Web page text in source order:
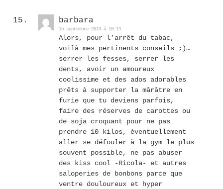
barbara
16 septembre 2013 à 10:14
Alors, pour l’arrêt du tabac,
voilà mes pertinents conseils ;)…
serrer les fesses, serrer les
dents, avoir un amoureux
coolissime et des ados adorables
prêts à supporter la mârâtre en
furie que tu deviens parfois,
faire des réserves de carottes ou
de soja croquant pour ne pas
prendre 10 kilos, éventuellement
aller se défouler à la gym le plus
souvent possible, ne pas abuser
des kiss cool -Ricola- et autres
saloperies de bonbons parce que
ventre douloureux et hyper